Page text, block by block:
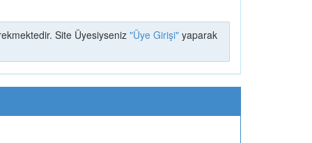
Site Üyesiyseniz "Üye Girişi" yaparak